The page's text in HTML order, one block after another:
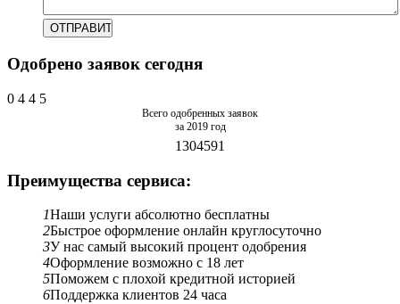
Одобрено заявок сегодня
0 4 4 5
Всего одобренных заявок
за 2019 год
1304591
Преимущества сервиса:
1Наши услуги абсолютно бесплатны
2Быстрое оформление онлайн круглосуточно
3У нас самый высокий процент одобрения
4Оформление возможно с 18 лет
5Поможем с плохой кредитной историей
6Поддержка клиентов 24 часа